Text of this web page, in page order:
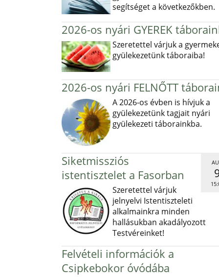
segítséget a következőkben.
2026-os nyári GYEREK
Szeretettel várjuk a
gyülekezetünk táboraiba!
2026-os nyári FELNŐTT
A 2026-os évben is hívjuk a
gyülekezetünk tagjait nyári
gyülekezeti táborainkba.
Siketmissziós
istentisztelet a Fasorban
Szeretettel várjuk
jelnyelvi Istentiszteleti
alkalmainkra minden
hallásukban akadályozott
Testvéreinket!
Felvételi információk a
Csipkebokor óvódába